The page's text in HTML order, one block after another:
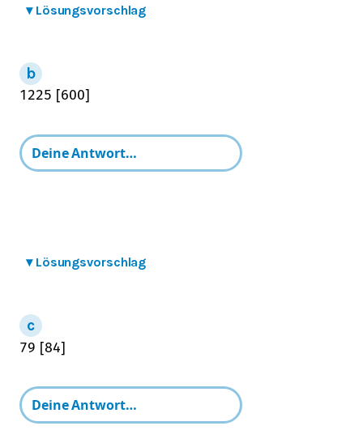
▾ Lösungsvorschlag
1225 600
▾ Lösungsvorschlag
79 [84]